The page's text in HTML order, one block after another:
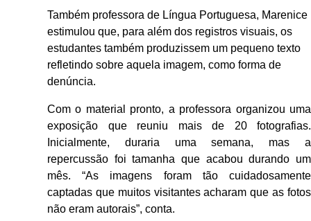
Também professora de Língua Portuguesa, Marenice
estimulou que, para além dos registros visuais, os
estudantes também produzissem um pequeno texto
refletindo sobre aquela imagem, como forma de
denúncia.
Com o material pronto, a professora organizou uma
exposição que reuniu mais de 20 fotografias.
Inicialmente, duraria uma semana, mas a
repercussão foi tamanha que acabou durando um
mês. “As imagens foram tão cuidadosamente
captadas que muitos visitantes acharam que as fotos
não eram autorais”, conta.